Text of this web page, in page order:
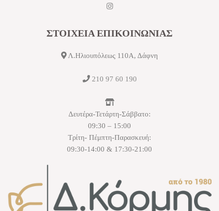
ΣΤΟΙΧΕΙΑ ΕΠΙΚΟΙΝΩΝΙΑΣ
Λ.Ηλιουπόλεως 110Α, Δάφνη
210 97 60 190
Δευτέρα-Τετάρτη-Σάββατο:
09:30 – 15:00
Τρίτη- Πέμπτη-Παρασκευή:
09:30-14:00 & 17:30-21:00